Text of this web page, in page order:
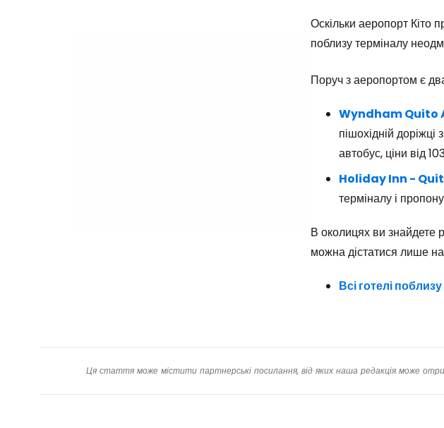
Оскільки аеропорт Кіто
поблизу терміналу
Поруч з аеропортом є
Wyndham
пішохідній
автобус, ціни від
Holiday Inn -
терміналу і
В околицях ви знайдете
можна дістатися лише
Всі готелі
Ця стаття може містити партнерські посилання, від яких наша редакція може